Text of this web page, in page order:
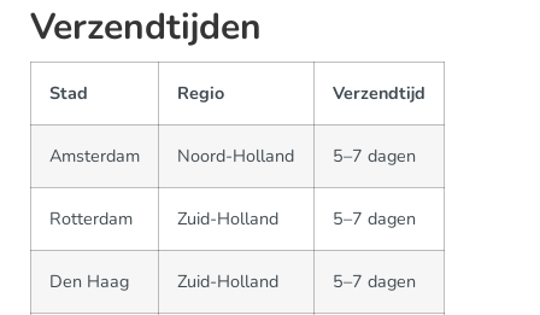
Verzendtijden
Stad Regio Verzendtijd
Amsterdam Noord-Holland 5–7 dagen
Rotterdam Zuid-Holland 5–7 dagen
Den Haag Zuid-Holland 5–7 dagen